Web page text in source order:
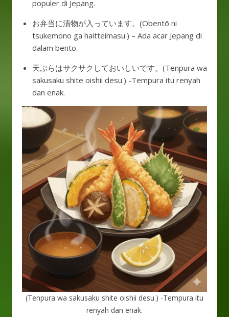
populer di Jepang.
お弁当に漬物が入っています。(Obentō ni
tsukemono ga haitteimasu.) – Ada acar Jepang di
dalam bento.
天ぷらはサクサクしておいしいです。(Tenpura wa
sakusaku shite oishii desu.) -Tempura itu renyah
dan enak.
(Tenpura wa sakusaku shite oishii desu.) -Tempura itu
renyah dan enak.